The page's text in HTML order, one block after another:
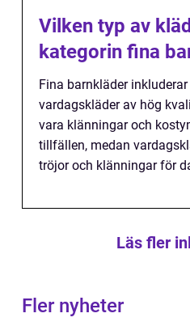
Vilken typ av
kategorin fina
Fina barnkläder
vardagskläder av hög
vara klänningar och
tillfällen, medan
tröjor och klänningar för
Läs fler
Fler nyheter